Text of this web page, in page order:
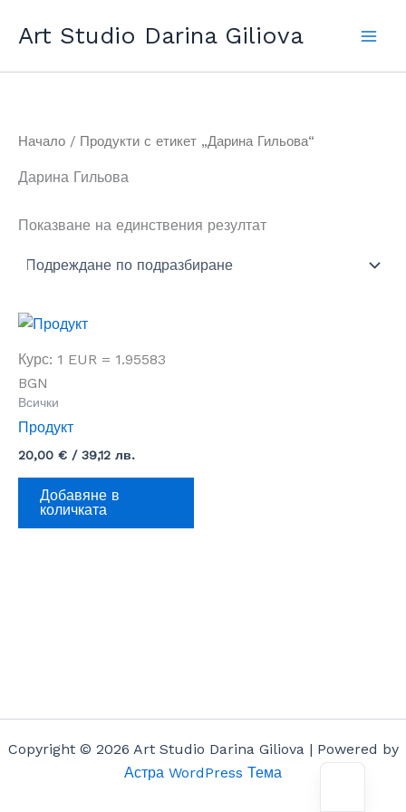
Art Studio Darina Giliova
Начало / Продукти с етикет „Дарина Гильова“
Дарина Гильова
Показване на единствения резултат
Курс: 1 EUR = 1.95583
BGN
Всички
Продукт
20,00 € / 39,12 лв.
Добавяне в
количката
Copyright © 2026 Art Studio Darina Giliova | Powered by
Астра WordPress Тема